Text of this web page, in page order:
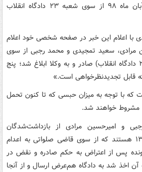
رجبی از متهمان حوادث آبان ماه ۹۸ از سوی شعبه ۲۳ دادگاه انقلاب
با اعلام این خبر در صفحه شخصی خود اعلام
مرادی، سعید تمجیدی و محمد رجبی از سوی
شعبه هم عرض (شعبه ۲۳ دادگاه انقلاب) صادر و به وکلا ابلاغ شد؛ پنج
قابل تجدیدنظرخواهی است.»
که با توجه به میزان حبسی که تا کنون تحمل
مشروط خواهند شد.
و امیرحسین مرادی از بازداشت‌شدگان
اعتراض‌های آبان سال ۱۳۹۸ هستند که از سوی قاضی صلواتی به اعدام
پس از اعتراض به حکم صادره و نقض در
آن اخذ شد به دادگاه هم‌عرض ارسال و از آنجا